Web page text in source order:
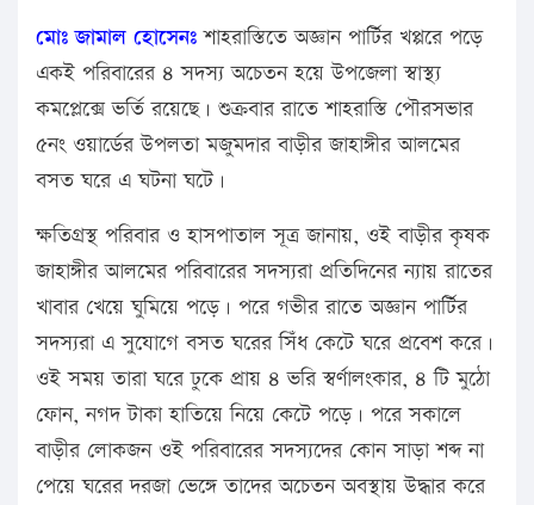
মোঃ জামাল হোসেনঃ শাহরাস্তিতে অজ্ঞান পার্টির খপ্পরে পড়ে
একই পরিবারের ৪ সদস্য অচেতন হয়ে উপজেলা স্বাস্থ্য
কমপ্লেক্সে ভর্তি রয়েছে। শুক্রবার রাতে শাহরাস্তি পৌরসভার
৫নং ওয়ার্ডের উপলতা মজুমদার বাড়ীর জাহাঙ্গীর আলমের
বসত ঘরে এ ঘটনা ঘটে।
ক্ষতিগ্রস্থ পরিবার ও হাসপাতাল সূত্র জানায়, ওই বাড়ীর কৃষক
জাহাঙ্গীর আলমের পরিবারের সদস্যরা প্রতিদিনের ন্যায় রাতের
খাবার খেয়ে ঘুমিয়ে পড়ে। পরে গভীর রাতে অজ্ঞান পার্টির
সদস্যরা এ সুযোগে বসত ঘরের সিঁধ কেটে ঘরে প্রবেশ করে।
ওই সময় তারা ঘরে ঢুকে প্রায় ৪ ভরি স্বর্ণালংকার, ৪ টি মুঠো
ফোন, নগদ টাকা হাতিয়ে নিয়ে কেটে পড়ে। পরে সকালে
বাড়ীর লোকজন ওই পরিবারের সদস্যদের কোন সাড়া শব্দ না
পেয়ে ঘরের দরজা ভেঙ্গে তাদের অচেতন অবস্থায় উদ্ধার করে